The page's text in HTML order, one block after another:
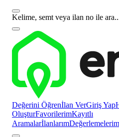
Kelime, semt veya ilan no ile
Değerini Öğrenİlan VerGiriş Yap
OluşturFavorilerimKayıtlı
AramalarİlanlarımDeğerlemelerim